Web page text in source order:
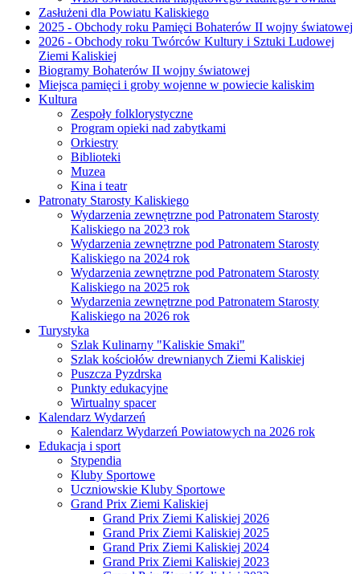
Zasłużeni dla Powiatu Kaliskiego
2025 - Obchody roku Pamięci Bohaterów II wojny światowej
2026 - Obchody roku Twórców Kultury i Sztuki Ludowej
Ziemi Kaliskiej
Biogramy Bohaterów II wojny światowej
Miejsca pamięci i groby wojenne w powiecie kaliskim
Kultura
Zespoły folklorystyczne
Program opieki nad zabytkami
Orkiestry
Biblioteki
Muzea
Kina i teatr
Patronaty Starosty Kaliskiego
Wydarzenia zewnętrzne pod Patronatem Starosty
Kaliskiego na 2023 rok
Wydarzenia zewnętrzne pod Patronatem Starosty
Kaliskiego na 2024 rok
Wydarzenia zewnętrzne pod Patronatem Starosty
Kaliskiego na 2025 rok
Wydarzenia zewnętrzne pod Patronatem Starosty
Kaliskiego na 2026 rok
Turystyka
Szlak Kulinarny "Kaliskie Smaki"
Szlak kościołów drewnianych Ziemi Kaliskiej
Puszcza Pyzdrska
Punkty edukacyjne
Wirtualny spacer
Kalendarz Wydarzeń
Kalendarz Wydarzeń Powiatowych na 2026 rok
Edukacja i sport
Stypendia
Kluby Sportowe
Uczniowskie Kluby Sportowe
Grand Prix Ziemi Kaliskiej
Grand Prix Ziemi Kaliskiej 2026
Grand Prix Ziemi Kaliskiej 2025
Grand Prix Ziemi Kaliskiej 2024
Grand Prix Ziemi Kaliskiej 2023